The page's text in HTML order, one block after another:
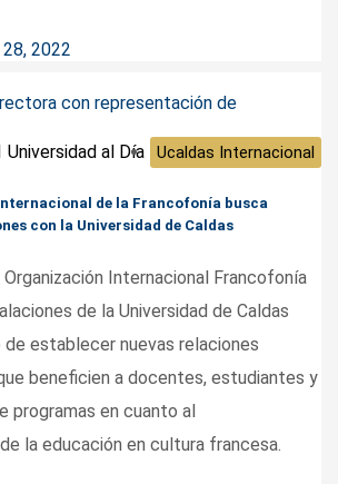
2022
Universidad al Día Ucaldas Internacional
de la Francofonía busca
con la Universidad de Caldas
Internacional Francofonía
de la Universidad de Caldas
establecer nuevas relaciones
beneficien a docentes, estudiantes y
programas en cuanto al
la educación en cultura francesa.